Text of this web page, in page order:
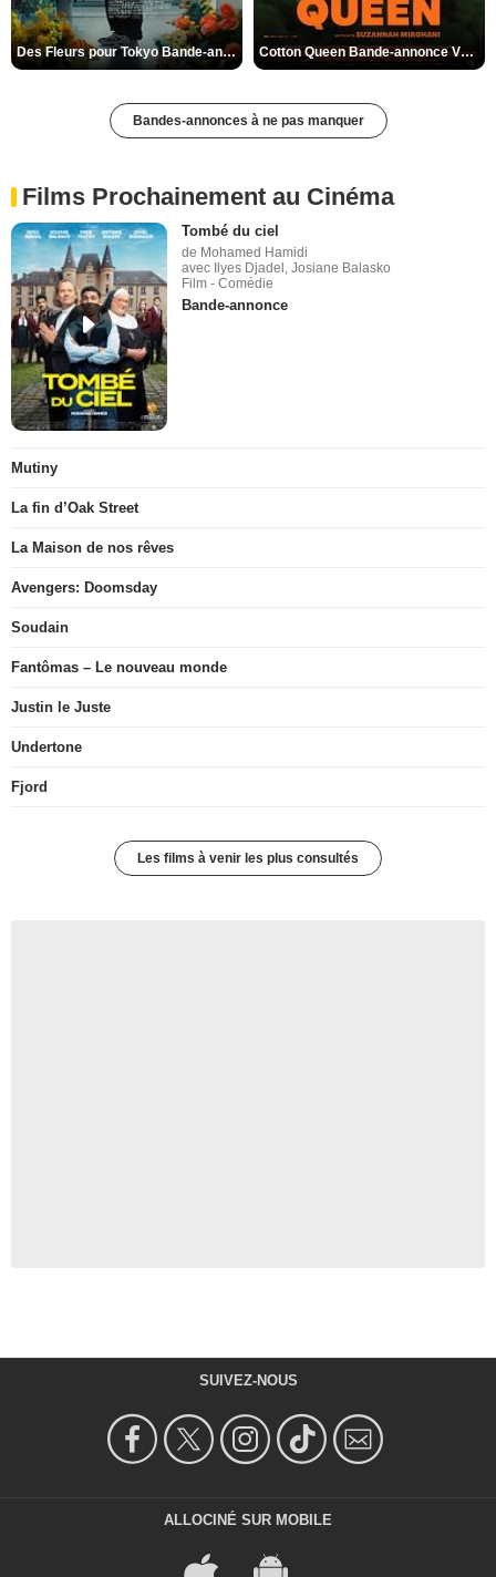
Des Fleurs pour Tokyo Bande-annonce VO STFR Cotton Queen Bande-annonce VO STFR
Bandes-annonces à ne pas manquer
Films Prochainement au Cinéma
Tombé du ciel
de Mohamed Hamidi
avec Ilyes Djadel, Josiane Balasko
Film - Comédie
Bande-annonce
Mutiny
La fin d’Oak Street
La Maison de nos rêves
Avengers: Doomsday
Soudain
Fantômas – Le nouveau monde
Justin le Juste
Undertone
Fjord
Les films à venir les plus consultés
SUIVEZ-NOUS
ALLOCINÉ SUR MOBILE